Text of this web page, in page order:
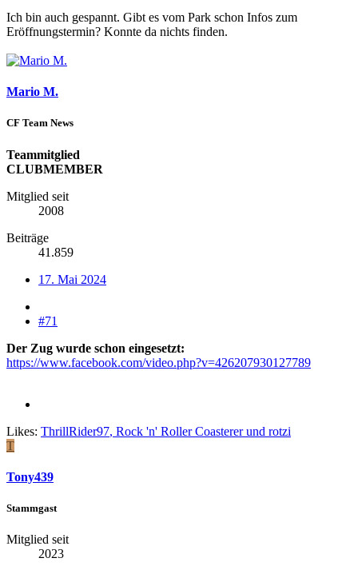
Ich bin auch gespannt. Gibt es vom Park schon Infos zum
Eröffnungstermin? Konnte da nichts finden.
Mario M.
CF Team News
Teammitglied
CLUBMEMBER
Mitglied seit
2008
Beiträge
41.859
17. Mai 2024
#71
Der Zug wurde schon eingesetzt:
https://www.facebook.com/video.php?v=426207930127789
Likes: ThrillRider97, Rock 'n' Roller Coastererund rotzi
T
Tony439
Stammgast
Mitglied seit
2023